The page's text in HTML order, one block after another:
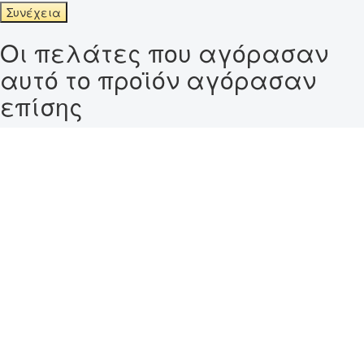
Συνέχεια
Οι πελάτες που αγόρασαν
αυτό το προϊόν αγόρασαν
επίσης